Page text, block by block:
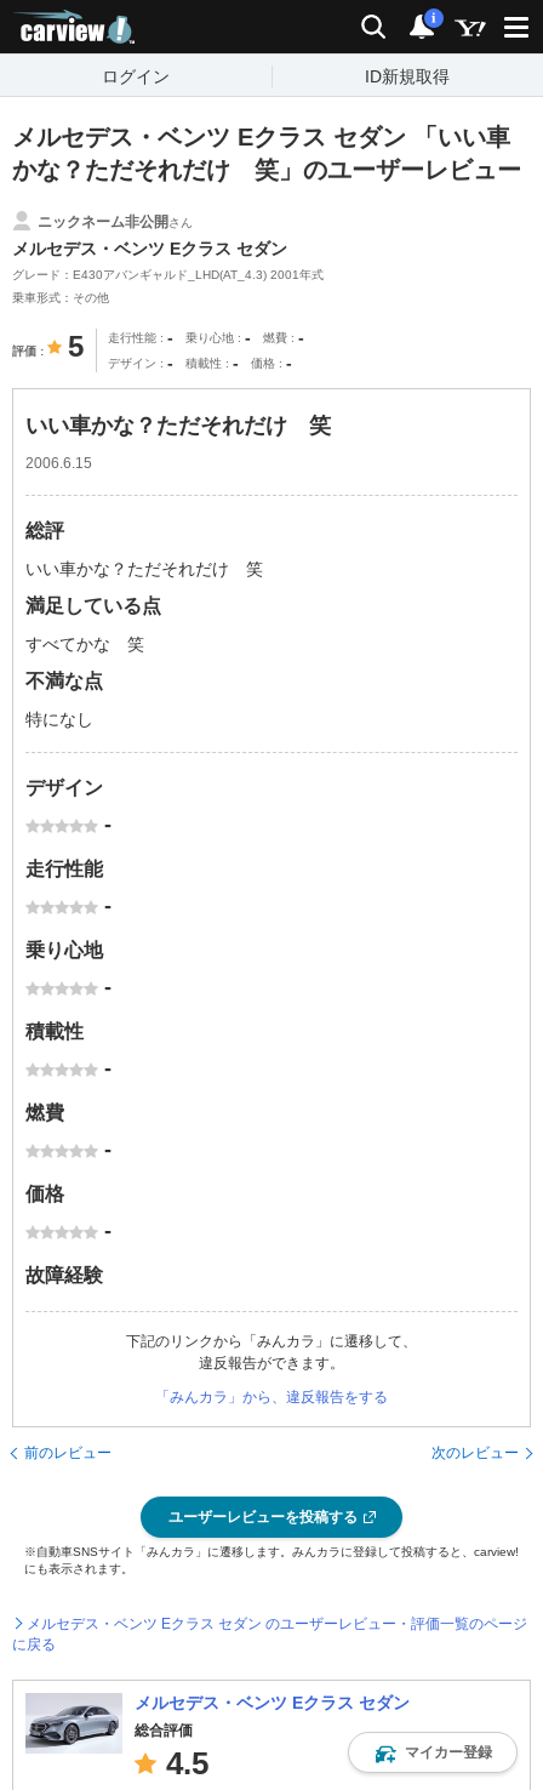
検索 通知
i
ログイン ID新規取得
メルセデス・ベンツ Eクラス セダン 「いい車
かな？ただそれだけ 笑」のユーザーレビュー
ニックネーム非公開さん
メルセデス・ベンツ Eクラス セダン
グレード：E430アバンギャルド_LHD(AT_4.3) 2001年式
乗車形式：その他
評価 5 走行性能 - 乗り心地 - 燃費 -
デザイン - 積載性 - 価格 -
いい車かな？ただそれだけ 笑
2006.6.15
総評
いい車かな？ただそれだけ 笑
満足している点
すべてかな 笑
不満な点
特になし
デザイン
-
走行性能
-
乗り心地
-
積載性
-
燃費
-
価格
-
故障経験
下記のリンクから「みんカラ」に遷移して、
違反報告ができます。
「みんカラ」から、違反報告をする
前のレビュー 次のレビュー
ユーザーレビューを投稿する
※自動車SNSサイト「みんカラ」に遷移します。みんカラに登録して投稿すると、carview!
にも表示されます。
メルセデス・ベンツ Eクラス セダン のユーザーレビュー・評価一覧のページ
に戻る
メルセデス・ベンツ Eクラス セダン
総合評価
4.5 マイカー登録